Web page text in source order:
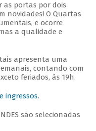
as portas por dois
novidades! O Quartas
e ocorre
a qualidade e
apresenta uma
contando com
feriados, às 19h.
ingressos.
são selecionadas